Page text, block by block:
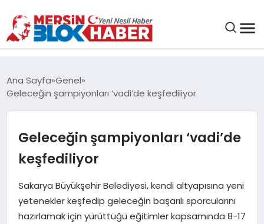
SAĞLIK
ASAYIŞ
EĞITIM
EKONOMI
Ana Sayfa Genel
Geleceğin şampiyonları ‘vadi’de keşfediliyor
Geleceğin şampiyonları ‘vadi’de
keşfediliyor
Sakarya Büyükşehir Belediyesi, kendi altyapısına yeni
yetenekler keşfedip geleceğin başarılı sporcularını
hazırlamak için yürüttüğü eğitimler kapsamında 8-17